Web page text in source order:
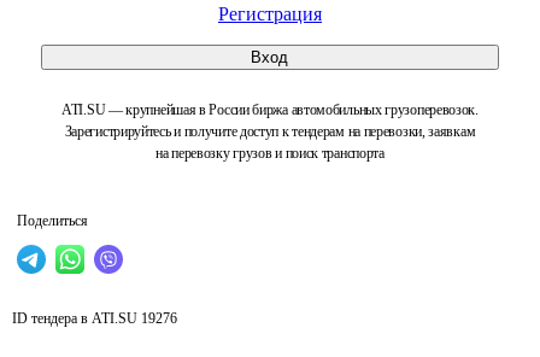
Регистрация
Вход
ATI.SU — крупнейшая в России биржа автомобильных грузоперевозок.
Зарегистрируйтесь и получите доступ к тендерам на перевозки, заявкам
на перевозку грузов и поиск транспорта
Поделиться
ID тендера в ATI.SU 19276